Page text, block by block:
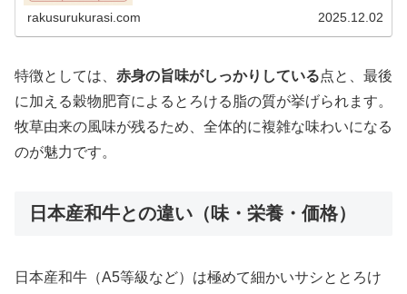
rakusurukurasi.com 2025.12.02
特徴としては、 赤身の旨味がしっかりしている点と、最後
に加える穀物肥育によるとろける脂の質が挙げられます。
牧草由来の風味が残るため、全体的に複雑な味わいになる
のが魅力です。
日本産和牛との違い（味・栄養・価格）
日本産和牛（A5等級など）は極めて細かいサシととろけ